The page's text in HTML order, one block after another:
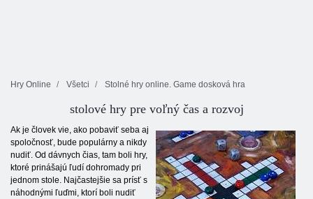
Hry Online Všetci Stolné hry online. Game dosková hra
stolové hry pre voľný čas a rozvoj
Ak je človek vie, ako pobaviť seba aj
spoločnosť, bude populárny a nikdy
nudiť. Od dávnych čias, tam boli hry,
ktoré prinášajú ľudí dohromady pri
jednom stole. Najčastejšie sa prísť s
náhodnými ľuďmi, ktorí boli nudiť